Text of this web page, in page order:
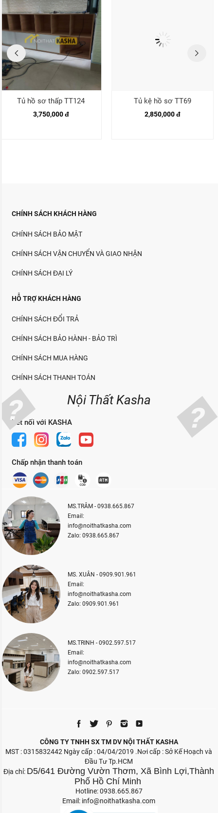
Tủ hồ sơ thấp TT124
3,750,000 đ
Tủ kệ hồ sơ TT69
2,850,000 đ
CHÍNH SÁCH KHÁCH HÀNG
CHÍNH SÁCH BẢO MẬT
CHÍNH SÁCH VẬN CHUYỂN VÀ GIAO NHẬN
CHÍNH SÁCH ĐẠI LÝ
HỖ TRỢ KHÁCH HÀNG
CHÍNH SÁCH ĐỔI TRẢ
CHÍNH SÁCH BẢO HÀNH - BẢO TRÌ
CHÍNH SÁCH MUA HÀNG
CHÍNH SÁCH THANH TOÁN
Nội Thất Kasha
Kết nối với KASHA
Chấp nhận thanh toán
MS.TRÂM - 0938.665.867
Email:
info@noithatkasha.com
Zalo: 0938.665.867
MS. XUÂN - 0909.901.961
Email:
info@noithatkasha.com
Zalo: 0909.901.961
MS.TRINH - 0902.597.517
Email:
info@noithatkasha.com
Zalo: 0902.597.517
CÔNG TY TNHH SX TM DV NỘI THẤT KASHA
MST : 0315832442 Ngày cấp : 04/04/2019 .Nơi cấp : Sở Kế Hoạch và
Đầu Tư Tp.HCM
Địa chỉ: D5/641 Đường Vườn Thơm, Xã Bình Lợi,Thành
Phố Hồ Chí Minh
Hotline: 0938.665.867
Email: info@noithatkasha.com